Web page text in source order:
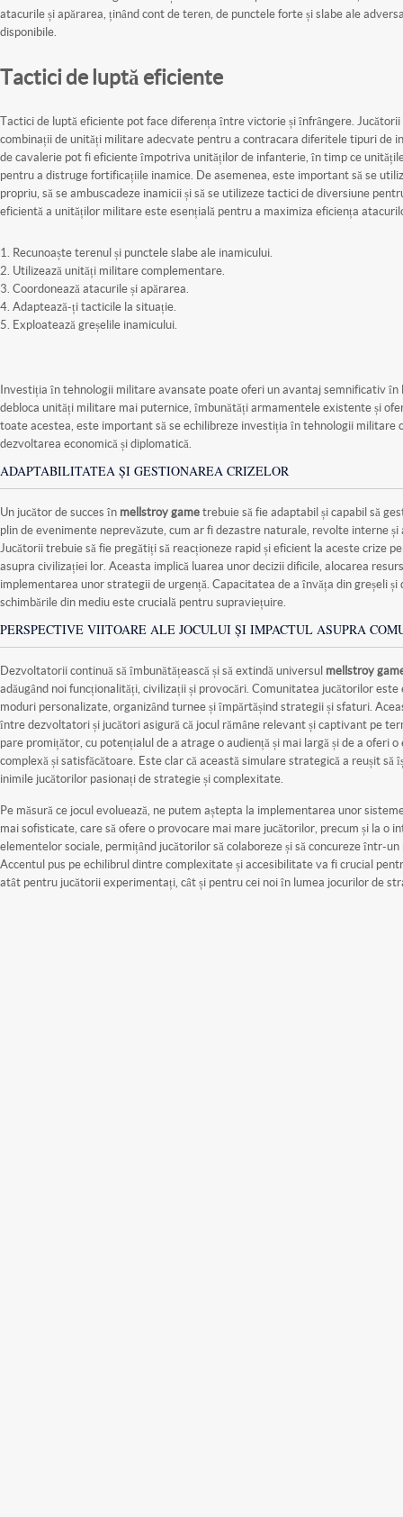
atacurile și apărarea, ținând cont de teren, de punctele forte și slabe ale
disponibile.
Tactici de luptă eficiente
Tactici de luptă eficiente pot face diferența între victorie și înfrângere.
combinații de unități militare adecvate pentru a contracara diferitele tipuri de
de cavalerie pot fi eficiente împotriva unităților de infanterie, în timp ce
pentru a distruge fortificațiile inamice. De asemenea, este important să se
propriu, să se ambuscadeze inamicii și să se utilizeze tactici de diversiune
eficientă a unităților militare este esențială pentru a maximiza eficiența
Recunoaște terenul și punctele slabe ale inamicului.
Utilizează unități militare complementare.
Coordonează atacurile și apărarea.
Adaptează-ți tacticile la situație.
Exploatează greșelile inamicului.
Investiția în tehnologii militare avansate poate oferi un avantaj semnificativ în
debloca unități militare mai puternice, îmbunătăți armamentele existente și
toate acestea, este important să se echilibreze investiția în tehnologii militare
dezvoltarea economică și diplomatică.
ADAPTABILITATEA ȘI GESTIONAREA CRIZELOR
Un jucător de succes în mellstroy gametrebuie să fie adaptabil și capabil să
plin de evenimente neprevăzute, cum ar fi dezastre naturale, revolte interne
Jucătorii trebuie să fie pregătiți să reacționeze rapid și eficient la aceste crize
asupra civilizației lor. Aceasta implică luarea unor decizii dificile, alocarea
implementarea unor strategii de urgență. Capacitatea de a învăța din greșeli și
schimbările din mediu este crucială pentru supraviețuire.
PERSPECTIVE VIITOARE ALE JOCULUI ȘI IMPACTUL ASUPRA
Dezvoltatorii continuă să îmbunătățească și să extindă universul mellstroy
adăugând noi funcționalități, civilizații și provocări. Comunitatea jucătorilor
moduri personalizate, organizând turnee și împărtășind strategii și sfaturi.
între dezvoltatori și jucători asigură că jocul rămâne relevant și captivant pe
pare promițător, cu potențialul de a atrage o audiență și mai largă și de a oferi o
complexă și satisfăcătoare. Este clar că această simulare strategică a reușit să
inimile jucătorilor pasionați de strategie și complexitate.
Pe măsură ce jocul evoluează, ne putem aștepta la implementarea unor
mai sofisticate, care să ofere o provocare mai mare jucătorilor, precum și la o
elementelor sociale, permițând jucătorilor să colaboreze și să concureze într-
Accentul pus pe echilibrul dintre complexitate și accesibilitate va fi crucial
atât pentru jucătorii experimentați, cât și pentru cei noi în lumea jocurilor de